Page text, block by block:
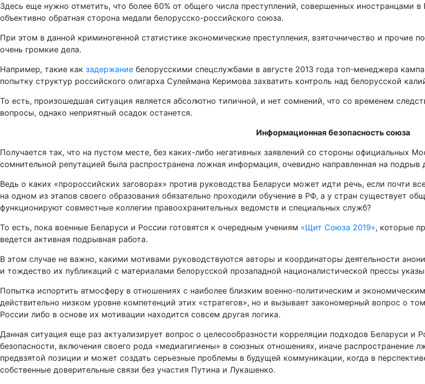
Здесь еще нужно отметить, что более 60% от общего числа преступлений, совершенных иностранцами
объективно обратная сторона медали белорусско-российского союза.
При этом в данной криминогенной статистике экономические преступления, взяточничество и прочие
очень громкие дела.
Например, такие как задержание белорусскими спецслужбами в августе 2013 года топ-менеджера
попытку структур российского олигарха Сулеймана Керимова захватить контроль над белорусской
То есть, произошедшая ситуация является абсолютно типичной, и нет сомнений, что со временем
вопросы, однако неприятный осадок останется.
Информационная безопасность союза
Получается так, что на пустом месте, без каких-либо негативных заявлений со стороны официальных
сомнительной репутацией была распространена ложная информация, очевидно направленная на
Ведь о каких «пророссийских заговорах» против руководства Беларуси может идти речь, если почти
на одном из этапов своего образования обязательно проходили обучение в РФ, а у стран существует
функционируют совместные коллегии правоохранительных ведомств и специальных служб?
То есть, пока военные Беларуси и России готовятся к очередным учениям «Щит Союза 2019», которые
ведется активная подрывная работа.
В этом случае не важно, какими мотивами руководствуются авторы и координаторы деятельности
и тождество их публикаций с материалами белорусской прозападной националистической прессы
Попытка испортить атмосферу в отношениях с наиболее близким военно-политическим и
действительно низком уровне компетенций этих «стратегов», но и вызывает закономерный вопрос о
России либо в основе их мотивации находится совсем другая логика.
Данная ситуация еще раз актуализирует вопрос о целесообразности корреляции подходов Беларуси и
безопасности, включения своего рода «медиагигиены» в союзных отношениях, иначе
предвзятой позиции и может создать серьезные проблемы в будущей коммуникации, когда в
собственные доверительные связи без участия Путина и Лукашенко.